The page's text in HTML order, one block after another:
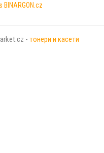
BINARGON.cz
- тонери и касети